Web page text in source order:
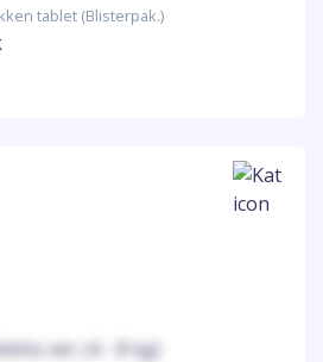
tablet (Blisterpak.)